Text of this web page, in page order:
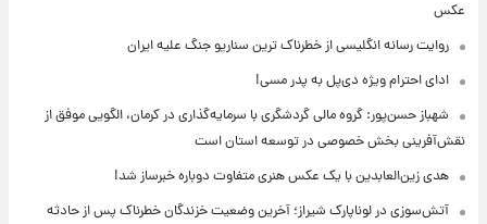
عکس
روایت رسانه انگلیسی از خطرناک ترین سناریو جنگ علیه ایران
ادای احترام ویژه دی‌پل به پدر مسی!
شهباز حسن‌پور: گروه مالی گردشگری با سرمایه‌گذاری در کرمان، الگویی موفق از
نقش‌آفرینی بخش خصوصی در توسعه استان است
هدی زین‌العابدین با یک عکس هنری متفاوت دوباره خبرساز شد!
آتش‌سوزی در لوناپارک شیراز؛ آخرین وضعیت خزندگان خطرناک پس از حادثه